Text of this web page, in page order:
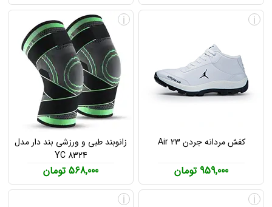
کفش مردانه جردن Air 23
959,000 تومان
i
زانوبند طبی و ورزشی بند دار مدل
YC 8324
568,000 تومان
i
i
i